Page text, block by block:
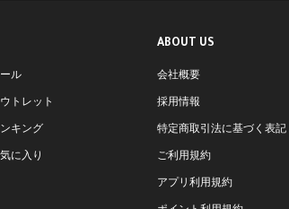
ル
トレット
キング
に入り
ABOUT US
会社概要
採用情報
特定商取引法に基づく表記
ご利用規約
アプリ利用規約